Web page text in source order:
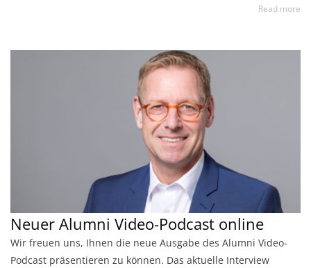
Read more
Neuer Alumni Video-Podcast online
Wir freuen uns, Ihnen die neue Ausgabe des Alumni Video-
Podcast präsentieren zu können. Das aktuelle Interview